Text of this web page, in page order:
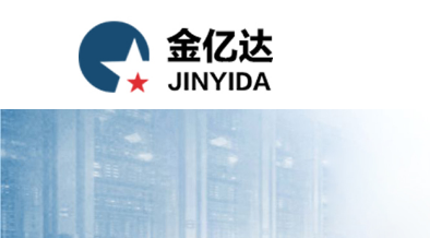
产品 | 我们